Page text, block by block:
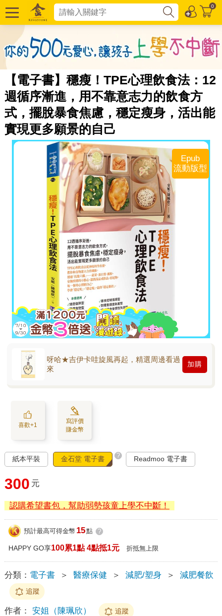
0
【電子書】穩瘦！TPE心理飲食法：12
週循序漸進，用不靠意志力的飲食方
式，擺脫暴食焦慮，穩定瘦身，活出能
實現更多願景的自己
Epub
流動版型
呀哈★吉伊卡哇旋風再起，精選周邊看過
來
加購
喜歡+1
寫評價
賺金幣
紙本平裝 金石堂 電子書 ? Readmoo 電子書
300 元
認購希望書包，幫助弱勢孩童上學不中斷！
預計最高可得金幣 15點 ?
HAPPY GO享100累1點 4點抵1元 折抵無上限
分類： 電子書 ＞ 醫療保健 ＞ 減肥/塑身 ＞ 減肥餐飲
追蹤
作者： 安姐（陳珮欣） 追蹤